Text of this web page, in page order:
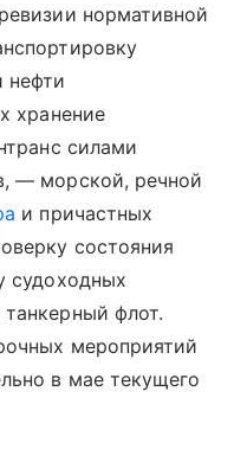
нормативной
нефти
хранение
силами
— морской, речной
и причастных
состояния
судоходных
флот.
мероприятий
в мае текущего